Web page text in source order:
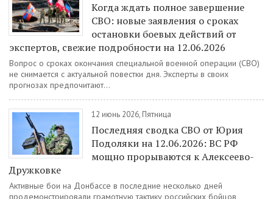
Когда ждать полное завершение
СВО: новые заявления о сроках
остановки боевых действий от
экспертов, свежие подробности на 12.06.2026
Вопрос о сроках окончания специальной военной операции (СВО)
не снимается с актуальной повестки дня. Эксперты в своих
прогнозах предпочитают...
12 июнь 2026, Пятница
Последняя сводка СВО от Юрия
Подоляки на 12.06.2026: ВС РФ
мощно прорываются к Алексеево-
Дружковке
Активные бои на Донбассе в последние несколько дней
продемонстрировали грамотную тактику российских бойцов,